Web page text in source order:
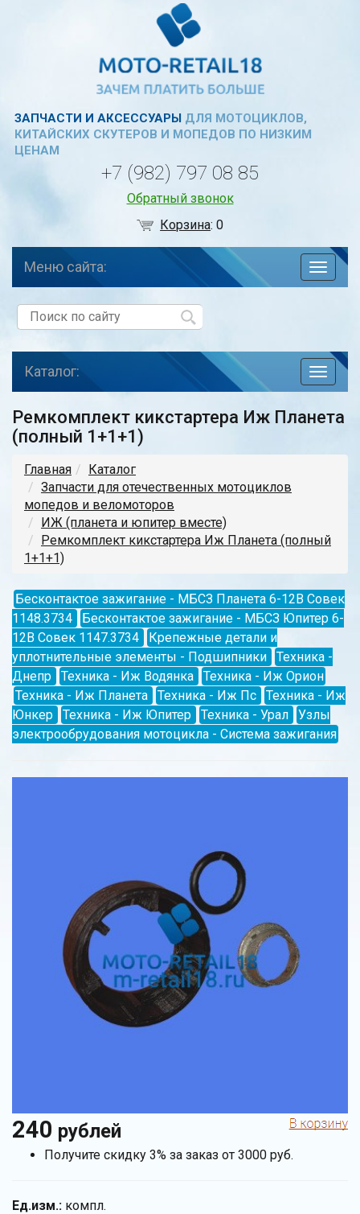
ЗАПЧАСТИ И АКСЕССУАРЫДЛЯ МОТОЦИКЛОВ,
КИТАЙСКИХ СКУТЕРОВ И МОПЕДОВ ПО НИЗКИМ
ЦЕНАМ
+7 (982) 797 08 85
Обратный звонок
Корзина:0
по
Меню сайта:
toggle
Каталог:
Ремкомплект кикстартера Иж Планета
(полный 1+1+1)
Главная
Каталог
Запчасти для отечественных мотоциклов
мопедов и веломоторов
ИЖ (планета и юпитер вместе)
Ремкомплект кикстартера Иж Планета (полный
1+1+1)
Бесконтактое зажигание - МБСЗ Планета 6-12В Совек
1148.3734
Бесконтактое зажигание - МБСЗ Юпитер 6-
12В Совек 1147.3734
Крепежные детали и
уплотнительные элементы - Подшипники
Техника -
Днепр
Техника - Иж Водянка
Техника - Иж Орион
Техника - Иж Планета
Техника - Иж Пс
Техника - Иж
Юнкер
Техника - Иж Юпитер Техника - Урал
Узлы
электрообрудования мотоцикла - Система зажигания
240 рублей
Получите скидку 3% за заказ от 3000 руб.
Ед.изм.: компл.